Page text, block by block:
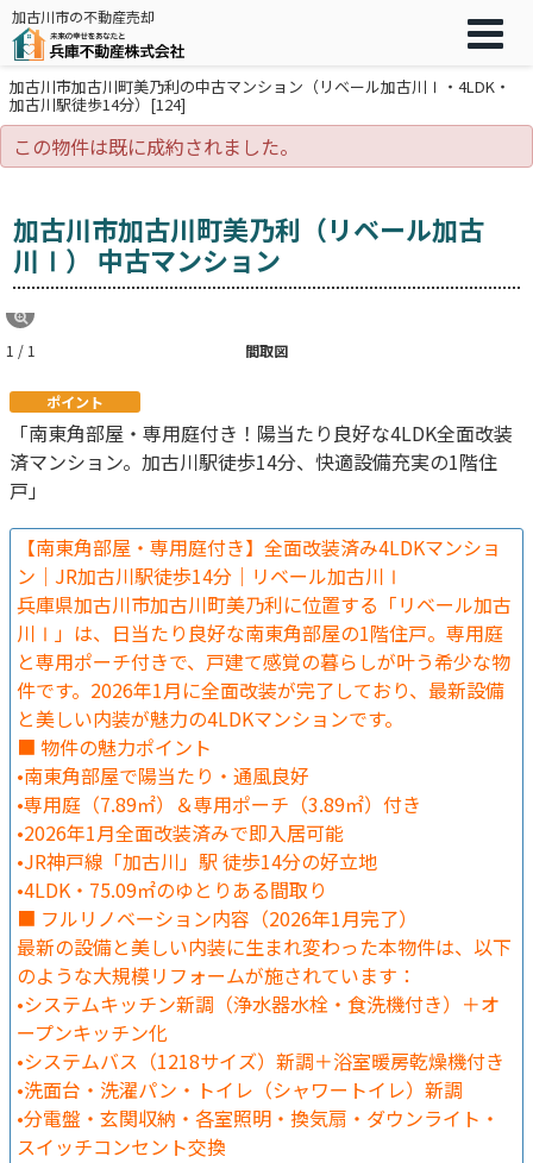
加古川市の不動産売却
加古川市加古川町美乃利の中古マンション（リベール加古川Ⅰ・4LDK・
加古川駅徒歩14分）[124]
この物件は既に成約されました。
加古川市加古川町美乃利（リベール加古
川Ⅰ） 中古マンション
間取図
1 / 1
ポイント
「南東角部屋・専用庭付き！陽当たり良好な4LDK全面改装
済マンション。加古川駅徒歩14分、快適設備充実の1階住
戸」
【南東角部屋・専用庭付き】全面改装済み4LDKマンショ
ン｜JR加古川駅徒歩14分｜リベール加古川Ⅰ
兵庫県加古川市加古川町美乃利に位置する「リベール加古
川Ⅰ」は、日当たり良好な南東角部屋の1階住戸。専用庭
と専用ポーチ付きで、戸建て感覚の暮らしが叶う希少な物
件です。2026年1月に全面改装が完了しており、最新設備
と美しい内装が魅力の4LDKマンションです。
■ 物件の魅力ポイント
•南東角部屋で陽当たり・通風良好
•専用庭（7.89㎡）＆専用ポーチ（3.89㎡）付き
•2026年1月全面改装済みで即入居可能
•JR神戸線「加古川」駅 徒歩14分の好立地
•4LDK・75.09㎡のゆとりある間取り
■ フルリノベーション内容（2026年1月完了）
最新の設備と美しい内装に生まれ変わった本物件は、以下
のような大規模リフォームが施されています：
•システムキッチン新調（浄水器水栓・食洗機付き）＋オ
ープンキッチン化
•システムバス（1218サイズ）新調＋浴室暖房乾燥機付き
•洗面台・洗濯パン・トイレ（シャワートイレ）新調
•分電盤・玄関収納・各室照明・換気扇・ダウンライト・
スイッチコンセント交換